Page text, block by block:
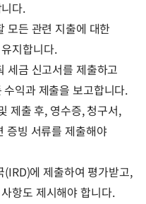
다.
모든 관련 지출에 대한
지합니다.
세금 신고서를 제출하고
익과 제출을 보고합니다.
제출 후, 영수증, 청구서,
증빙 서류를 제출해야
에 제출하여 평가받고,
항도 제시해야 합니다.